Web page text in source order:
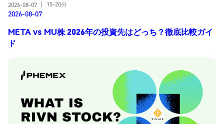
2026-08-07
15-20分
2026-08-07
META vs MU株 2026年の投資先はどっち？徹底比較ガイ
ド